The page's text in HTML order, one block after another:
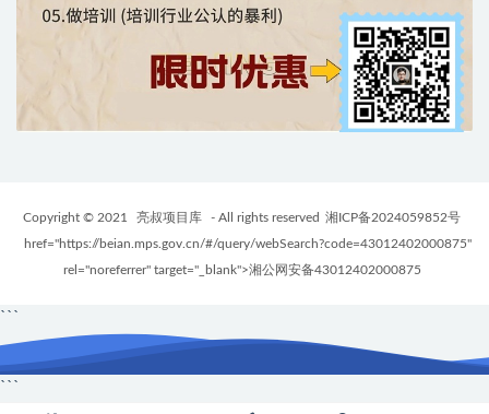
Copyright © 2021 亮叔项目库 - All rights reserved 湘ICP备2024059852号
href="https://beian.mps.gov.cn/#/query/webSearch?code=43012402000875"
rel="noreferrer" target="_blank">湘公网安备43012402000875
```
```